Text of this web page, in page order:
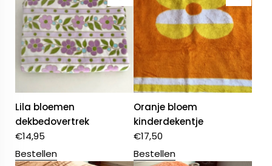
Lila bloemen
dekbedovertrek
€14,95
Bestellen
Oranje bloem
kinderdekentje
€17,50
Bestellen